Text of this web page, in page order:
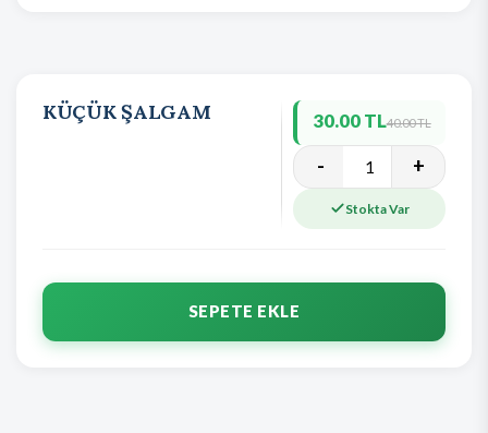
KÜÇÜK ŞALGAM 30.00 TL40.00 TL
- +
Stokta Var
SEPETE EKLE